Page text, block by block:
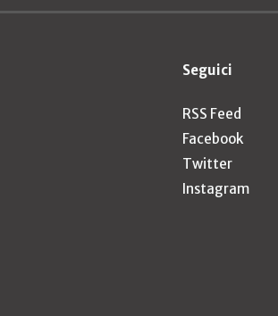
Seguici
RSS Feed
Facebook
Twitter
Instagram